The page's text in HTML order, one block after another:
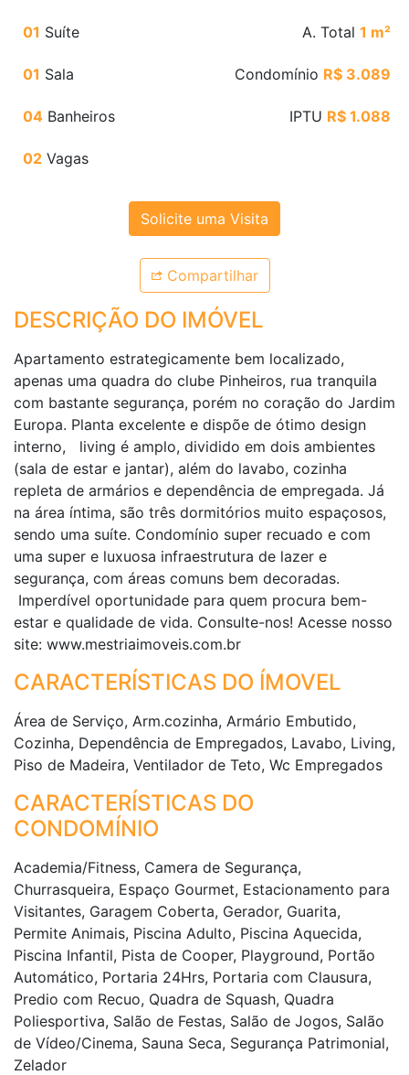
01 Suíte
01 Sala
04 Banheiros
02 Vagas
A. Total 1 m²
Condomínio R$ 3.089
IPTU R$ 1.088
Solicite uma Visita
Compartilhar
DESCRIÇÃO DO IMÓVEL
Apartamento estrategicamente bem localizado,
apenas uma quadra do clube Pinheiros, rua tranquila
com bastante segurança, porém no coração do Jardim
Europa. Planta excelente e dispõe de ótimo design
interno, living é amplo, dividido em dois ambientes
(sala de estar e jantar), além do lavabo, cozinha
repleta de armários e dependência de empregada. Já
na área íntima, são três dormitórios muito espaçosos,
sendo uma suíte. Condomínio super recuado e com
uma super e luxuosa infraestrutura de lazer e
segurança, com áreas comuns bem decoradas.
Imperdível oportunidade para quem procura bem-
estar e qualidade de vida. Consulte-nos! Acesse nosso
site: www.mestriaimoveis.com.br
CARACTERÍSTICAS DO ÍMOVEL
Área de Serviço, Arm.cozinha, Armário Embutido,
Cozinha, Dependência de Empregados, Lavabo, Living,
Piso de Madeira, Ventilador de Teto, Wc Empregados
CARACTERÍSTICAS DO
CONDOMÍNIO
Academia/Fitness, Camera de Segurança,
Churrasqueira, Espaço Gourmet, Estacionamento para
Visitantes, Garagem Coberta, Gerador, Guarita,
Permite Animais, Piscina Adulto, Piscina Aquecida,
Piscina Infantil, Pista de Cooper, Playground, Portão
Automático, Portaria 24Hrs, Portaria com Clausura,
Predio com Recuo, Quadra de Squash, Quadra
Poliesportiva, Salão de Festas, Salão de Jogos, Salão
de Vídeo/Cinema, Sauna Seca, Segurança Patrimonial,
Zelador